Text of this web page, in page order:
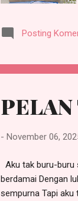
Posting
- November 06,
Aku tak buru-buru
berdamai Dengan
sempurna Tapi aku